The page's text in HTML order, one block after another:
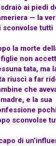
ai piedi
— la
sconvolse tutti
la morte
non
tata, ma
riuscì a far
che
e la sua
sconvolse
di